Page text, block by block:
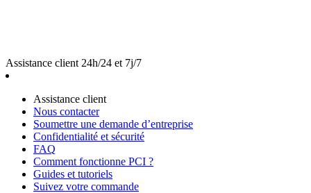
Assistance client 24h/24 et 7j/7
Assistance client
Nous contacter
Soumettre une demande d’entreprise
Confidentialité et sécurité
FAQ
Comment fonctionne PCI ?
Guides et tutoriels
Suivez votre commande